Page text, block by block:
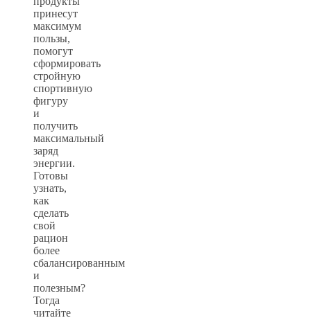
принесут
максимум
пользы,
помогут
сформировать
стройную
спортивную
фигуру
и
получить
максимальный
заряд
энергии.
Готовы
узнать,
как
сделать
свой
рацион
более
сбалансированным
и
полезным?
Тогда
читайте